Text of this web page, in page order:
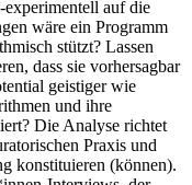
auf die
wäre ein Programm
stützt? Lassen
dass sie vorhersagbar
geistiger wie
und ihre
Die Analyse richtet
Praxis und
konstituieren (können).